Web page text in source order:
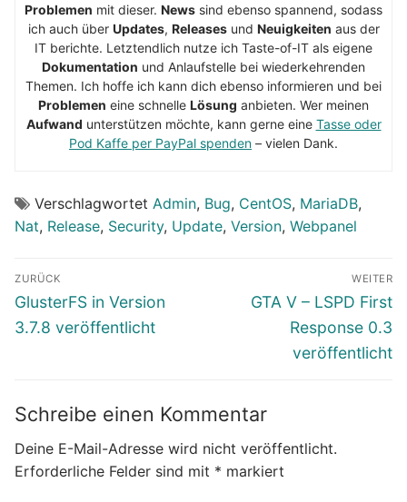
Problemen mit dieser. News sind ebenso spannend, sodass
ich auch über Updates, Releasesund Neuigkeiten aus der
IT berichte. Letztendlich nutze ich Taste-of-IT als eigene
Dokumentation und Anlaufstelle bei wiederkehrenden
Themen. Ich hoffe ich kann dich ebenso informieren und bei
Problemen eine schnelle Lösung anbieten. Wer meinen
Aufwand unterstützen möchte, kann gerne eine Tasse oder
Pod Kaffe per PayPal spenden – vielen Dank.
Verschlagwortet Admin, Bug, CentOS, MariaDB,
Nat, Release, Security, Update, Version, Webpanel
Beitragsnavigation
ZURÜCK
Vorheriger
Beitrag:
GlusterFS in Version
3.7.8 veröffentlicht
WEITER
Nächster
Beitrag:
GTA V – LSPD First
Response 0.3
veröffentlicht
Schreibe einen Kommentar
Deine E-Mail-Adresse wird nicht veröffentlicht.
Erforderliche Felder sind mit * markiert